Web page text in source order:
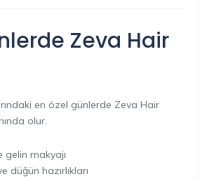
Zeva Hair
en özel günlerde Zeva Hair
olur.
gelin makyajı
düğün hazırlıkları